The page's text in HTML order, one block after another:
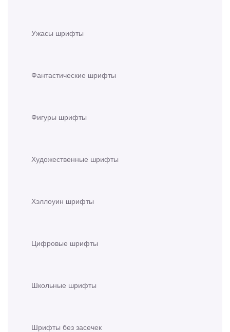
Ужасы шрифты
Фантастические шрифты
Фигуры шрифты
Художественные шрифты
Хэллоуин шрифты
Цифровые шрифты
Школьные шрифты
Шрифты без засечек